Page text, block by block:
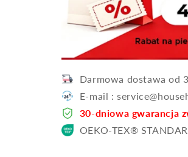
Darmowa dostawa od
E-mail :
30-dniowa gwarancja
OEKO-TEX®